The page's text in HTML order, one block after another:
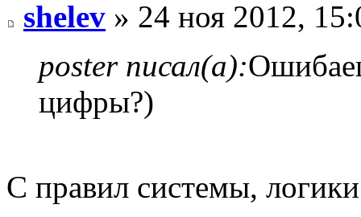
shelev » 24 ноя 2012,
poster писал(а):
цифры?)
С правил системы,